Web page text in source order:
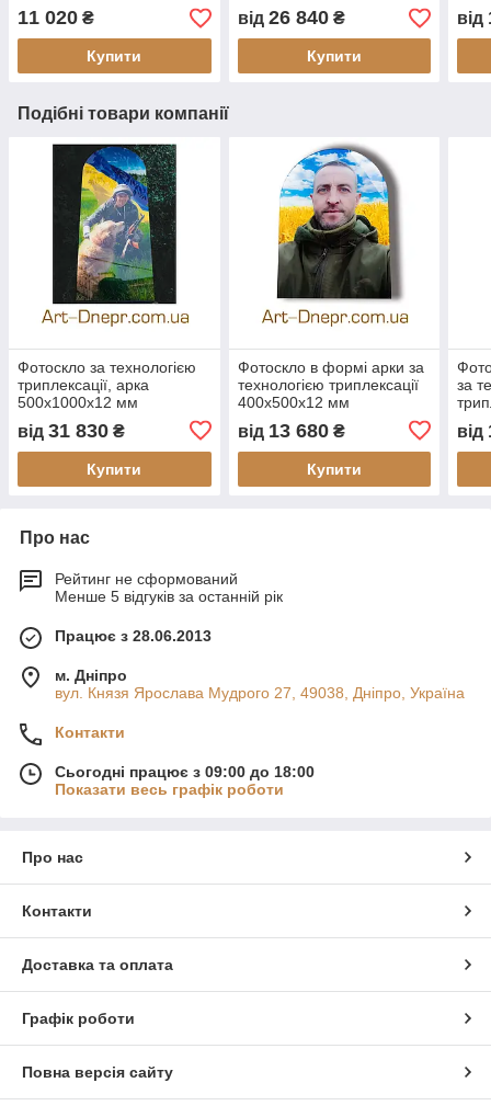
11 020 ₴
Купити
від 26 840₴
Купити
від
Подібні товари компанії
Фотоскло за технологією
триплексації, арка
500х1000х12 мм
від 31 830 ₴
Купити
Фотоскло в формі арки за
технологією триплексації
400х500х12 мм
від 13 680₴
Купити
за
від
Про нас
Рейтинг не сформований
Менше 5 відгуків за останній рік
Працює з 28.06.2013
м. Дніпро
вул. Князя Ярослава Мудрого 27, 49038, Дніпро, Україна
Контакти
Сьогодні працює з 09:00 до 18:00
Показати весь графік роботи
Про нас
Контакти
Доставка та оплата
Графік роботи
Повна версія сайту